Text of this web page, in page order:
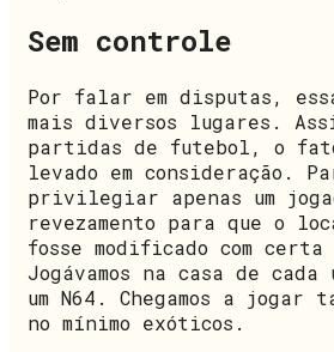
Sem controle
Por falar em disputas,
mais diversos lugares.
partidas de futebol, o
levado em consideração.
privilegiar apenas um
revezamento para que o
fosse modificado com
Jogávamos na casa de
um N64. Chegamos a jogar
no mínimo exóticos.